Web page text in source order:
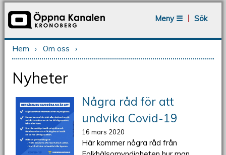
Meny ☰
Sök
Du är här
Hem › Om oss ›
Nyheter
Några råd för att
undvika Covid-19
16 mars 2020
Här kommer några råd från